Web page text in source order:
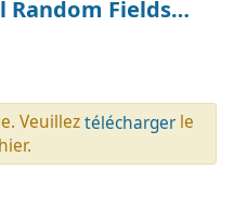
Random Fields…
Veuilleztélécharger le